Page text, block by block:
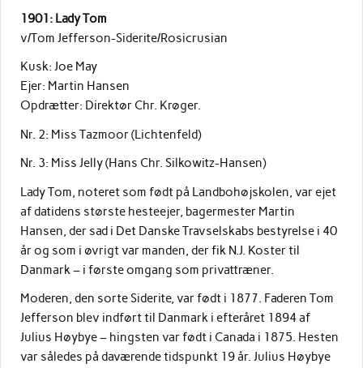
1901: Lady Tom
v/Tom Jefferson-Siderite/Rosicrusian
Kusk: Joe May
Ejer: Martin Hansen
Opdrætter: Direktør Chr. Krøger.
Nr. 2: Miss Tazmoor (Lichtenfeld)
Nr. 3: Miss Jelly (Hans Chr. Silkowitz-Hansen)
Lady Tom, noteret som født på Landbohøjskolen, var ejet
af datidens største hesteejer, bagermester Martin
Hansen, der sad i Det Danske Travselskabs bestyrelse i 40
år og som i øvrigt var manden, der fik N.J. Koster til
Danmark – i første omgang som privattræner.
Moderen, den sorte Siderite, var født i 1877. Faderen Tom
Jefferson blev indført til Danmark i efteråret 1894 af
Julius Høybye – hingsten var født i Canada i 1875. Hesten
var således på daværende tidspunkt 19 år. Julius Høybye